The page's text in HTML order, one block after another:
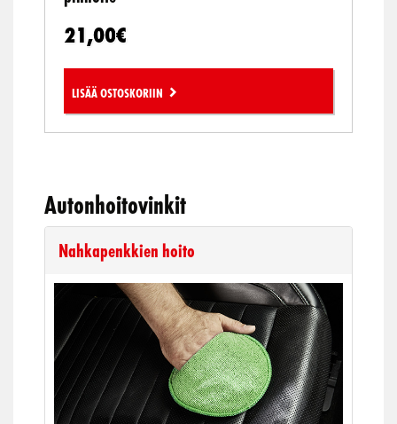
7
,
8
4
9
€
.
21,00€
Lisää ostoskoriin
Autonhoitovinkit
Nahkapenkkien hoito